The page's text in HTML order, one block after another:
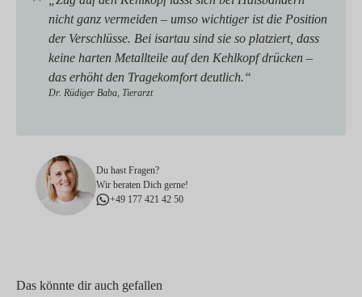
nicht ganz vermeiden – umso wichtiger ist die Position
der Verschlüsse. Bei isartau sind sie so platziert, dass
keine harten Metallteile auf den Kehlkopf drücken –
das erhöht den Tragekomfort deutlich.“
Dr. Rüdiger Baba, Tierarzt
Du hast Fragen?
Wir beraten Dich gerne!
+49 177 421 42 50
Das könnte dir auch gefallen